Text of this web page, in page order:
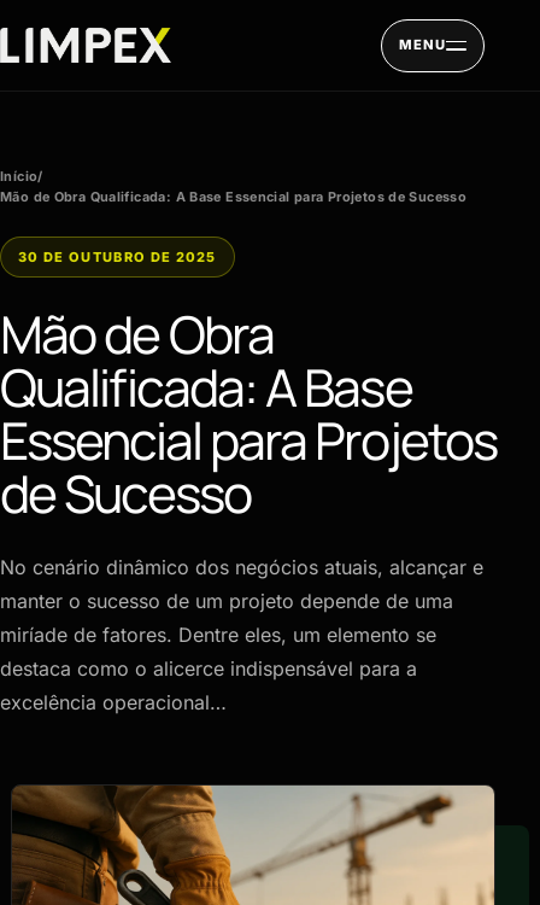
MENU
Início/
Mão de Obra Qualificada: A Base Essencial para Projetos de Sucesso
30 DE OUTUBRO DE 2025
Mão de Obra
Qualificada: A Base
Essencial para Projetos
de Sucesso
No cenário dinâmico dos negócios atuais, alcançar e
manter o sucesso de um projeto depende de uma
miríade de fatores. Dentre eles, um elemento se
destaca como o alicerce indispensável para a
excelência operacional…